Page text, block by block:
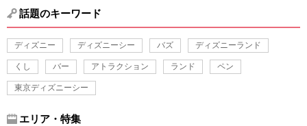
話題のキーワード
ディズニー ディズニーシー バズ ディズニーランド
くし バー アトラクション ランド ペン
東京ディズニーシー
エリア・特集